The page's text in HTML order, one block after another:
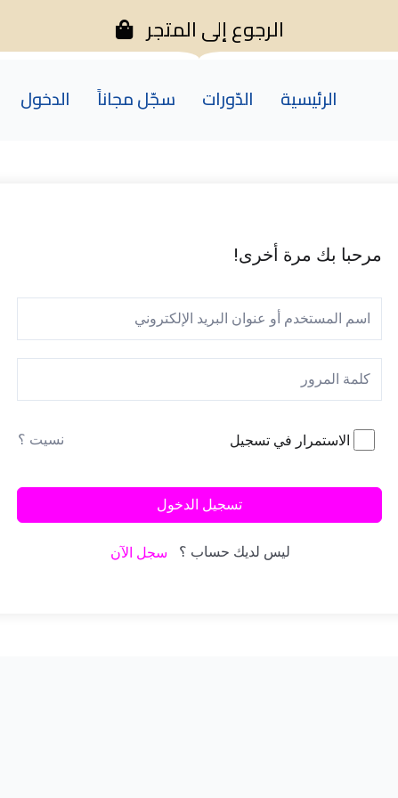
الرجوع إلى المتجر
الرئيسية الدّورات سجّل مجاناً الدخول
مرحبا بك مرة أخرى!
الاستمرار في تسجيل نسيت ؟
تسجيل الدخول
ليس لديك حساب ؟ سجل الآن